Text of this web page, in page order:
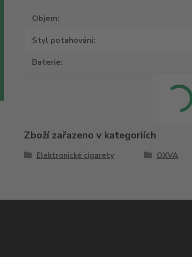
Objem
Styl potahování
Baterie
Zboží zařazeno v kategoriích
Elektronické cigarety OXVA